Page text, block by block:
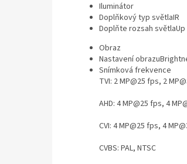
Iluminátor
Doplňkový typ světlaIR
Doplňte rozsah světla
Obraz
Nastavení obrazu
Snímková frekvence
TVI: 2 MP@25 fps, 2
AHD: 4 MP@25 fps, 4
CVI: 4 MP@25 fps, 4
CVBS: PAL, NTSC